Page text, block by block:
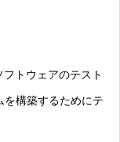
トウェアのテスト
構築するためにテ